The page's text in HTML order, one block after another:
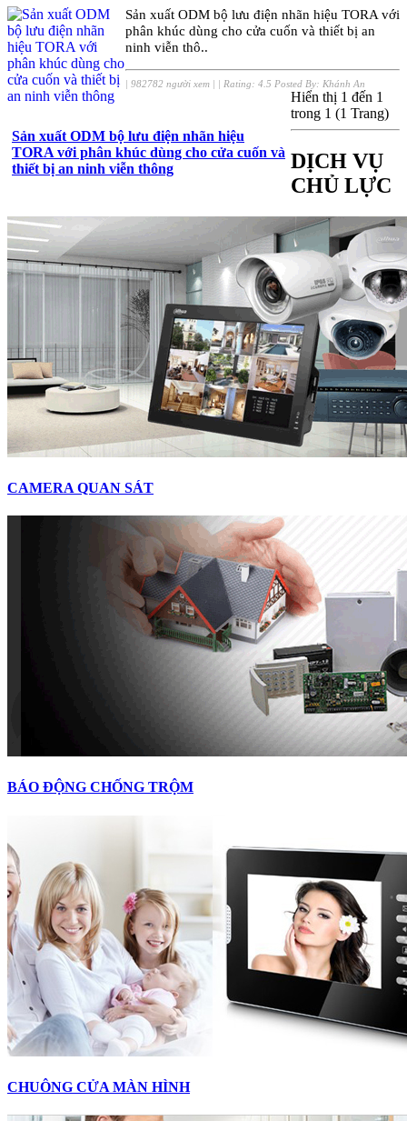
Sản xuất ODM bộ lưu điện nhãn hiệu
TORA với phân khúc dùng cho cửa cuốn và
thiết bị an ninh viễn thông
Sản xuất ODM bộ lưu điện nhãn hiệu TORA với
phân khúc dùng cho cửa cuốn và thiết bị an
ninh viễn thô..
| 982782 người xem| | Rating: 4.5 Posted By: Khánh An
Hiển thị 1 đến 1
trong 1 (1 Trang)
DỊCH VỤ
CHỦ LỰC
CAMERA QUAN SÁT
BÁO ĐỘNG CHỐNG TRỘM
CHUÔNG CỬA MÀN HÌNH